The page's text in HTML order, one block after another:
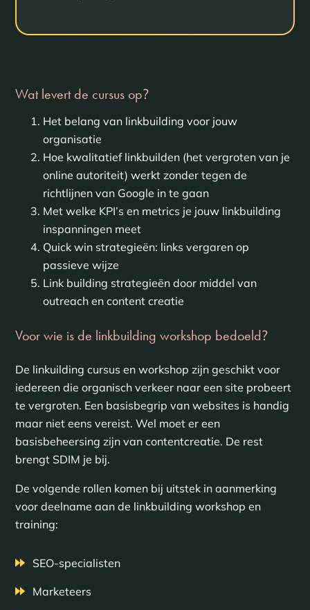
Wat levert de cursus op?
Het belang van linkbuilding voor jouw
organisatie
Hoe kwalitatief linkbuilden (het vergroten van je
online autoriteit) werkt zonder tegen de
richtlijnen van Google in te gaan
Met welke KPI’s en metrics je jouw linkbuilding
inspanningen meet
Quick win strategieën: links vergaren op
passieve wijze
Link building strategieën door middel van
outreach en content creatie
Voor wie is de linkbuilding workshop bedoeld?
De linkuilding cursus en workshop zijn geschikt voor
iedereen die organisch verkeer naar een site probeert
te vergroten. Een basisbegrip van websites is handig
maar niet eens vereist. Wel moet er een
basisbeheersing zijn van contentcreatie. De rest
brengt SDIM je bij.
De volgende rollen komen bij uitstek in aanmerking
voor deelname aan de linkbuilding workshop en
training:
SEO-specialisten
Marketeers